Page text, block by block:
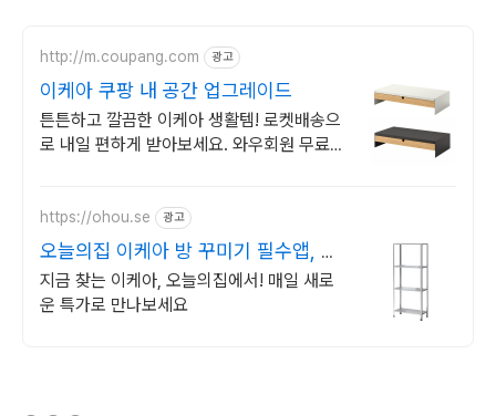
http://m.coupang.com 광고
이케아 쿠팡 내 공간 업그레이드
튼튼하고 깔끔한 이케아 생활템! 로켓배송으
로 내일 편하게 받아보세요. 와우회원 무료배
https://ohou.se 광고
오늘의집 이케아 방 꾸미기 필수앱, 오
늘의집
지금 찾는 이케아, 오늘의집에서! 매일 새로
운 특가로 만나보세요